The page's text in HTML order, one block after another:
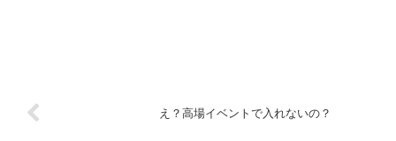
え？高場イベントで入れないの？